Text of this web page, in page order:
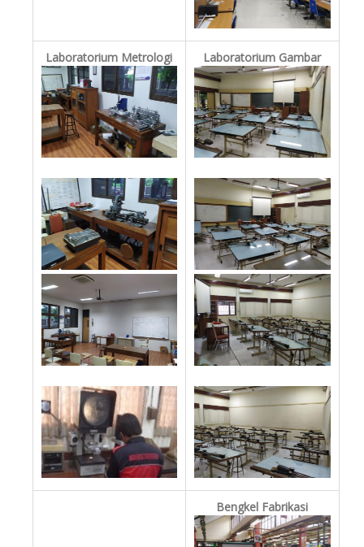
Laboratorium Metrologi Laboratorium Gambar
Bengkel Fabrikasi